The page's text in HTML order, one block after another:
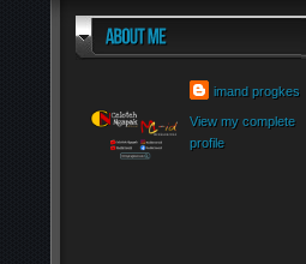
imand progkes
View my complete
profile